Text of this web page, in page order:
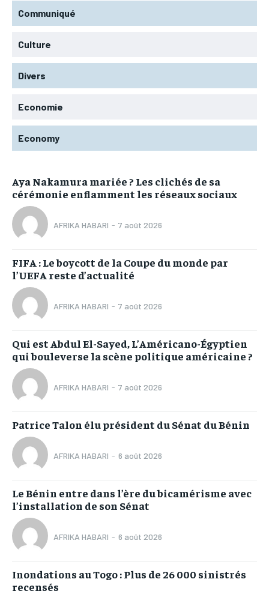
Communiqué
Culture
Divers
Economie
Economy
Aya Nakamura mariée ? Les clichés de sa
cérémonie enflamment les réseaux sociaux
AFRIKA HABARI - 7 août 2026
FIFA : Le boycott de la Coupe du monde par
l’UEFA reste d’actualité
AFRIKA HABARI - 7 août 2026
Qui est Abdul El-Sayed, L’Américano-Égyptien
qui bouleverse la scène politique américaine ?
AFRIKA HABARI - 7 août 2026
Patrice Talon élu président du Sénat du Bénin
AFRIKA HABARI - 6 août 2026
Le Bénin entre dans l’ère du bicamérisme avec
l’installation de son Sénat
AFRIKA HABARI - 6 août 2026
Inondations au Togo : Plus de 26 000 sinistrés
recensés